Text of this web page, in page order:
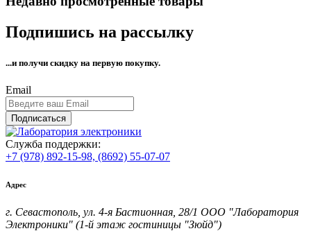
Подпишись на рассылку
...и получи скидку на первую покупку.
Email
Подписаться
Служба поддержки:
+7 (978) 892-15-98, (8692) 55-07-07
Адрес
г. Севастополь, ул. 4-я Бастионная, 28/1 ООО "Лаборатория
Электроники" (1-й этаж гостиницы "Зюйд")